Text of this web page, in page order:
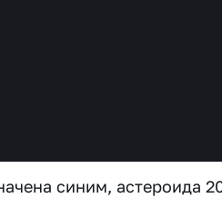
синим, астероида